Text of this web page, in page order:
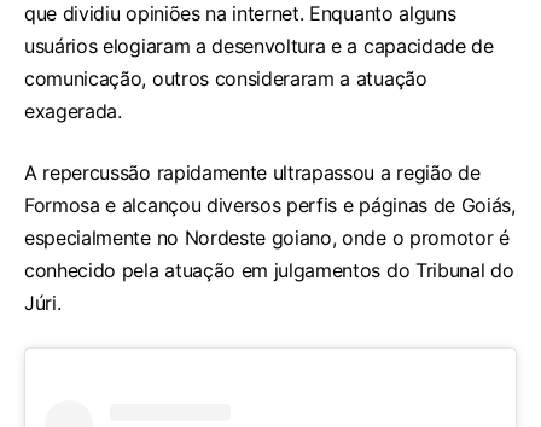
que dividiu opiniões na internet. Enquanto alguns
usuários elogiaram a desenvoltura e a capacidade de
comunicação, outros consideraram a atuação
exagerada.
A repercussão rapidamente ultrapassou a região de
Formosa e alcançou diversos perfis e páginas de Goiás,
especialmente no Nordeste goiano, onde o promotor é
conhecido pela atuação em julgamentos do Tribunal do
Júri.